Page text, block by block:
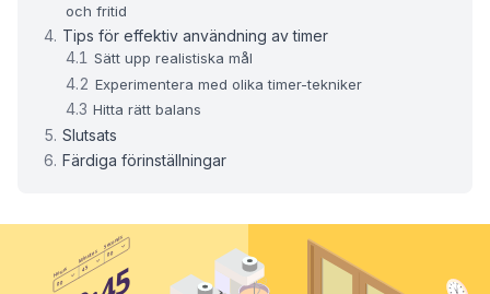
och fritid
Tips för effektiv användning av timer
Sätt upp realistiska mål
Experimentera med olika timer-tekniker
Hitta rätt balans
Slutsats
Färdiga förinställningar